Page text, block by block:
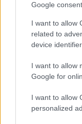
Google
I want to allow
related to
device
I want to allow
Google for
I want to allow
personalized
Acilles
17 éve
@Szenszej: Miért?
után Pittsburgh-
PO után Crosby
Egyébként oltári
Néha ilyen is kell